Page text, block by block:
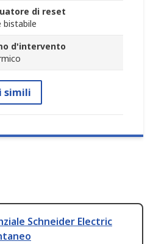
di reset
d'intervento
simili
Schneider Electric